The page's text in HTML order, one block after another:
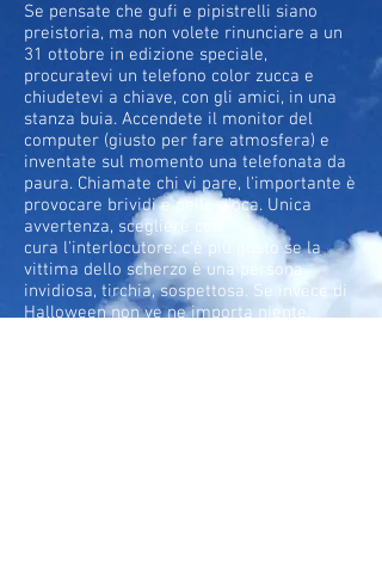
Se pensate che gufi e pipistrelli siano
preistoria, ma non volete rinunciare a un
31 ottobre in edizione speciale,
procuratevi un telefono color zucca e
chiudetevi a chiave, con gli amici, in una
stanza buia. Accendete il monitor del
computer (giusto per fare atmosfera) e
inventate sul momento una telefonata da
paura. Chiamate chi vi pare, l'importante è
provocare brividi e pelle d'oca. Unica
avvertenza, scegliere con
cura l'interlocutore: c'è più gusto se la
vittima dello scherzo è una persona
invidiosa, tirchia, sospettosa. Se invece di
Halloween non ve ne importa niente,